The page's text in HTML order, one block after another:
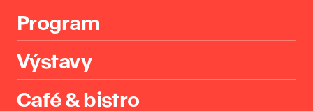
Program
Výstavy
Café & bistro